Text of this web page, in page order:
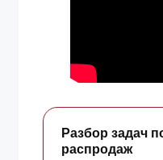
Разбор задач
распродаж